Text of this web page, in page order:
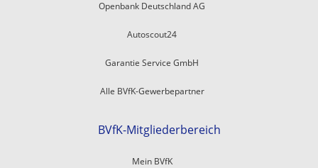
Openbank Deutschland AG
Autoscout24
Garantie Service GmbH
Alle BVfK-Gewerbepartner
BVfK-Mitgliederbereich
Mein BVfK